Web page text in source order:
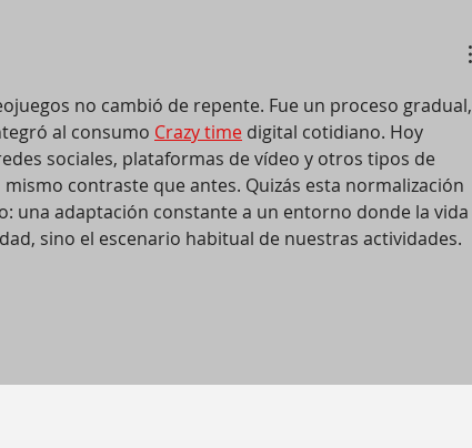
no cambió de repente. Fue un proceso gradual,
al consumo Crazy time digital cotidiano. Hoy
sociales, plataformas de vídeo y otros tipos de
contraste que antes. Quizás esta normalización
una adaptación constante a un entorno donde la vida
sino el escenario habitual de nuestras actividades.